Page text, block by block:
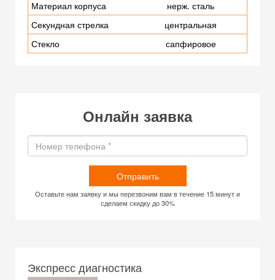
Материал корпуса
нерж. сталь
Секундная стрелка
центральная
Стекло
сапфировое
Онлайн заявка
Отправить
Оставьте нам заявку и мы перезвоним вам в течение 15 минут и
сделаем скидку до 30%
Экспресс диагностика